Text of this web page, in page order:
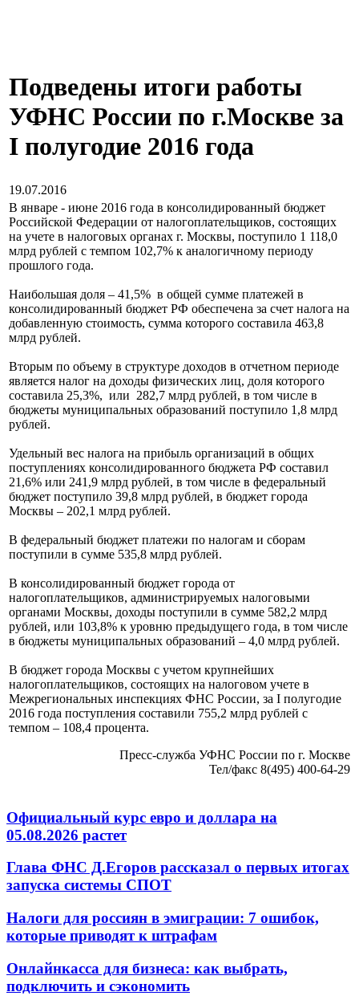
Подведены итоги работы
УФНС России по г.Москве за
I полугодие 2016 года
19.07.2016
В январе - июне 2016 года в консолидированный бюджет
Российской Федерации от налогоплательщиков, состоящих
на учете в налоговых органах г. Москвы, поступило 1 118,0
млрд рублей с темпом 102,7% к аналогичному периоду
прошлого года.
Наибольшая доля – 41,5% в общей сумме платежей в
консолидированный бюджет РФ обеспечена за счет налога на
добавленную стоимость, сумма которого составила 463,8
млрд рублей.
Вторым по объему в структуре доходов в отчетном периоде
является налог на доходы физических лиц, доля которого
составила 25,3%, или 282,7 млрд рублей, в том числе в
бюджеты муниципальных образований поступило 1,8 млрд
рублей.
Удельный вес налога на прибыль организаций в общих
поступлениях консолидированного бюджета РФ составил
21,6% или 241,9 млрд рублей, в том числе в федеральный
бюджет поступило 39,8 млрд рублей, в бюджет города
Москвы – 202,1 млрд рублей.
В федеральный бюджет платежи по налогам и сборам
поступили в сумме 535,8 млрд рублей.
В консолидированный бюджет города от
налогоплательщиков, администрируемых налоговыми
органами Москвы, доходы поступили в сумме 582,2 млрд
рублей, или 103,8% к уровню предыдущего года, в том числе
в бюджеты муниципальных образований – 4,0 млрд рублей.
В бюджет города Москвы с учетом крупнейших
налогоплательщиков, состоящих на налоговом учете в
Межрегиональных инспекциях ФНС России, за I полугодие
2016 года поступления составили 755,2 млрд рублей с
темпом – 108,4 процента.
Пресс-служба УФНС России по г. Москве
Тел/факс 8(495) 400-64-29
Официальный курс евро и доллара на
05.08.2026 растет
Глава ФНС Д.Егоров рассказал о первых итогах
запуска системы СПОТ
Налоги для россиян в эмиграции: 7 ошибок,
которые приводят к штрафам
Онлайнкасса для бизнеса: как выбрать,
подключить и сэкономить